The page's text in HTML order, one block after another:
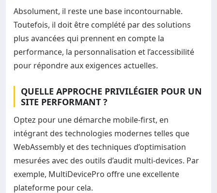
Absolument, il reste une base incontournable.
Toutefois, il doit être complété par des solutions
plus avancées qui prennent en compte la
performance, la personnalisation et l’accessibilité
pour répondre aux exigences actuelles.
QUELLE APPROCHE PRIVILÉGIER POUR UN
SITE PERFORMANT ?
Optez pour une démarche mobile-first, en
intégrant des technologies modernes telles que
WebAssembly et des techniques d’optimisation
mesurées avec des outils d’audit multi-devices. Par
exemple, MultiDevicePro offre une excellente
plateforme pour cela.